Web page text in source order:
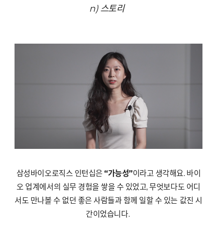
n) 스토리
삼성바이오로직스 인턴십은“가능성”이라고 생각해요. 바이
오 업계에서의 실무 경험을 쌓을 수 있었고,무엇보다도 어디
서도 만나볼 수 없던 좋은 사람들과 함께 일할 수 있는 값진 시
간이었습니다.